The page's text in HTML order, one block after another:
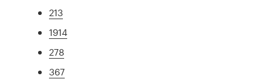
213
1914
278
367